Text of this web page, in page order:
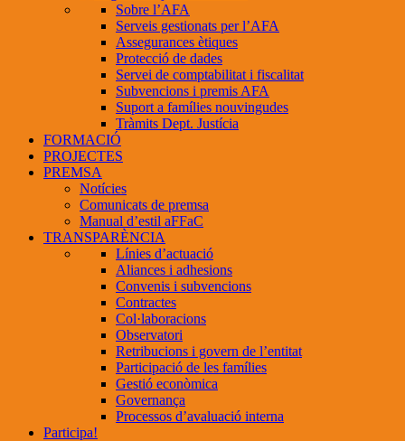
Sobre l’AFA
Serveis gestionats per l’AFA
Assegurances ètiques
Protecció de dades
Servei de comptabilitat i fiscalitat
Subvencions i premis AFA
Suport a famílies nouvingudes
Tràmits Dept. Justícia
FORMACIÓ
PROJECTES
PREMSA
Notícies
Comunicats de premsa
Manual d’estil aFFaC
TRANSPARÈNCIA
Línies d’actuació
Aliances i adhesions
Convenis i subvencions
Contractes
Col·laboracions
Observatori
Retribucions i govern de l’entitat
Participació de les famílies
Gestió econòmica
Governança
Processos d’avaluació interna
Participa!